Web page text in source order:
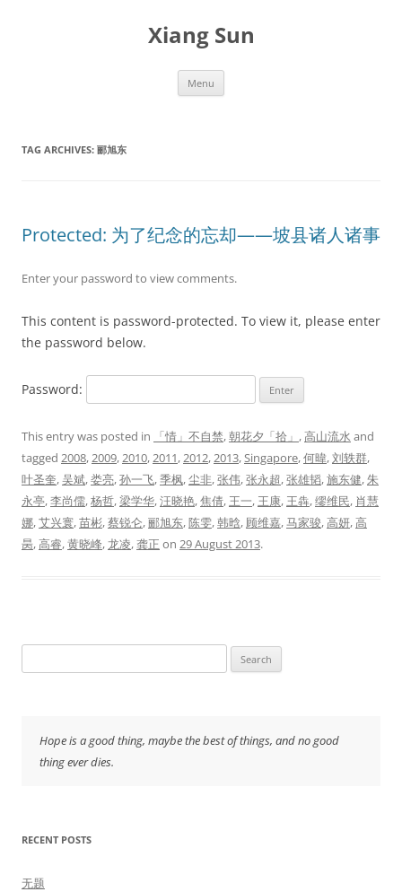
Xiang Sun
Menu
TAG ARCHIVES: 郦旭东
Protected: 为了纪念的忘却——坡县诸人诸事
Enter your password to view comments.
This content is password-protected. To view it, please enter
the password below.
Password:
This entry was posted in 「情」不自禁,朝花夕「拾」 ,高山流水 and
tagged 2008,2009,2010,2011,2012,2013,Singapore,何暐,刘轶群,
叶圣奎,吴斌,娄亮,孙一飞,季枫,尘非,张伟,张永超,张雄韬,施东健,朱
永亭,李尚儒,杨哲,梁学华,汪晓艳,焦倩, 王一, 王康, 王犇,缪维民, 肖慧
娜,艾兴寰,苗彬,蔡锐仑,郦旭东,陈雯,韩晗, 顾维嘉,马家骏,高妍,高
昺,高睿,黄晓峰,龙凌,龚正 on 29 August 2013.
for:
Hope is a good thing, maybe the best of things, and no good
thing ever dies.
RECENT POSTS
无题